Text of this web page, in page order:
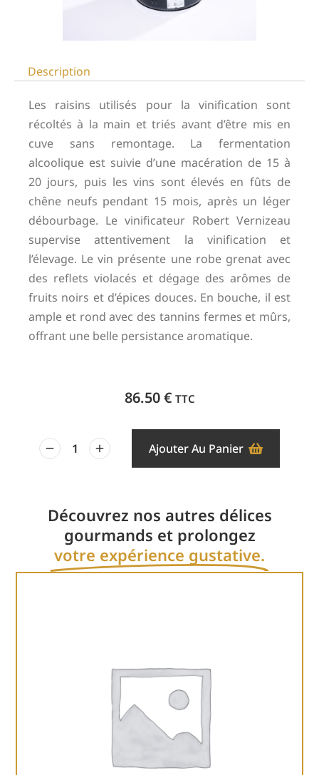
Description
Les raisins utilisés pour la vinification sont
récoltés à la main et triés avant d’être mis en
cuve sans remontage. La fermentation
alcoolique est suivie d’une macération de 15 à
20 jours, puis les vins sont élevés en fûts de
chêne neufs pendant 15 mois, après un léger
débourbage. Le vinificateur Robert Vernizeau
supervise attentivement la vinification et
l’élevage. Le vin présente une robe grenat avec
des reflets violacés et dégage des arômes de
fruits noirs et d’épices douces. En bouche, il est
ample et rond avec des tannins fermes et mûrs,
offrant une belle persistance aromatique.
86.50€ TTC
Ajouter Au Panier
Découvrez nos autres délices
gourmands et prolongez
votre expérience gustative.